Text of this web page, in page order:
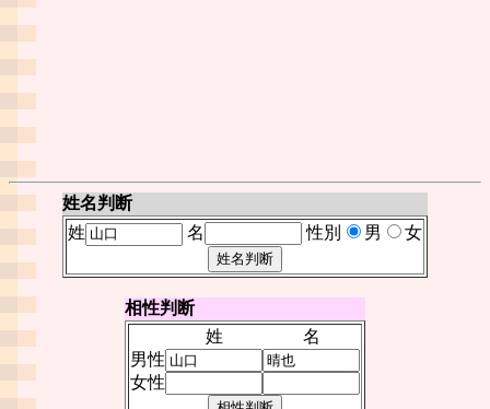
姓名判断
姓
名 性別 男 女
相性判断
姓
名
男性
女性